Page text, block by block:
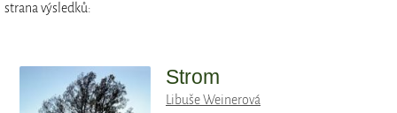
strana výsledků:
Strom
Libuše Weinerová